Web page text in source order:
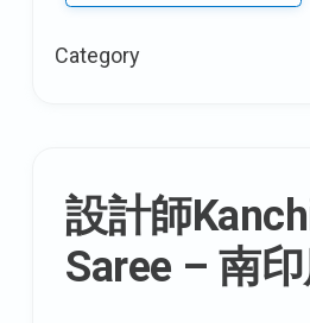
處
下
垂
皮
Category
設計師
Saree – 南